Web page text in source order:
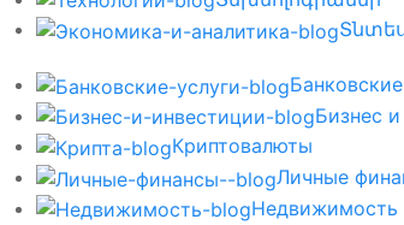
Бизнес
Криптовалюты
Личные
Недвижимость